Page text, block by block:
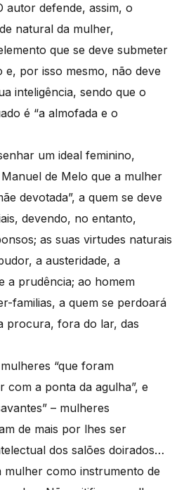
defende, assim, o
natural da mulher,
que se deve submeter
e, por isso mesmo, não deve
inteligência, sendo que o
é “a almofada e o
um ideal feminino,
de Melo que a mulher
devotada”, a quem se deve
devendo, no entanto,
as suas virtudes naturais
a austeridade, a
a prudência; ao homem
familias, a quem se perdoará
procura, fora do lar, das
“que foram
com a ponta da agulha”, e
– mulheres
de mais por lhes ser
dos salões doirados…
mulher como instrumento de